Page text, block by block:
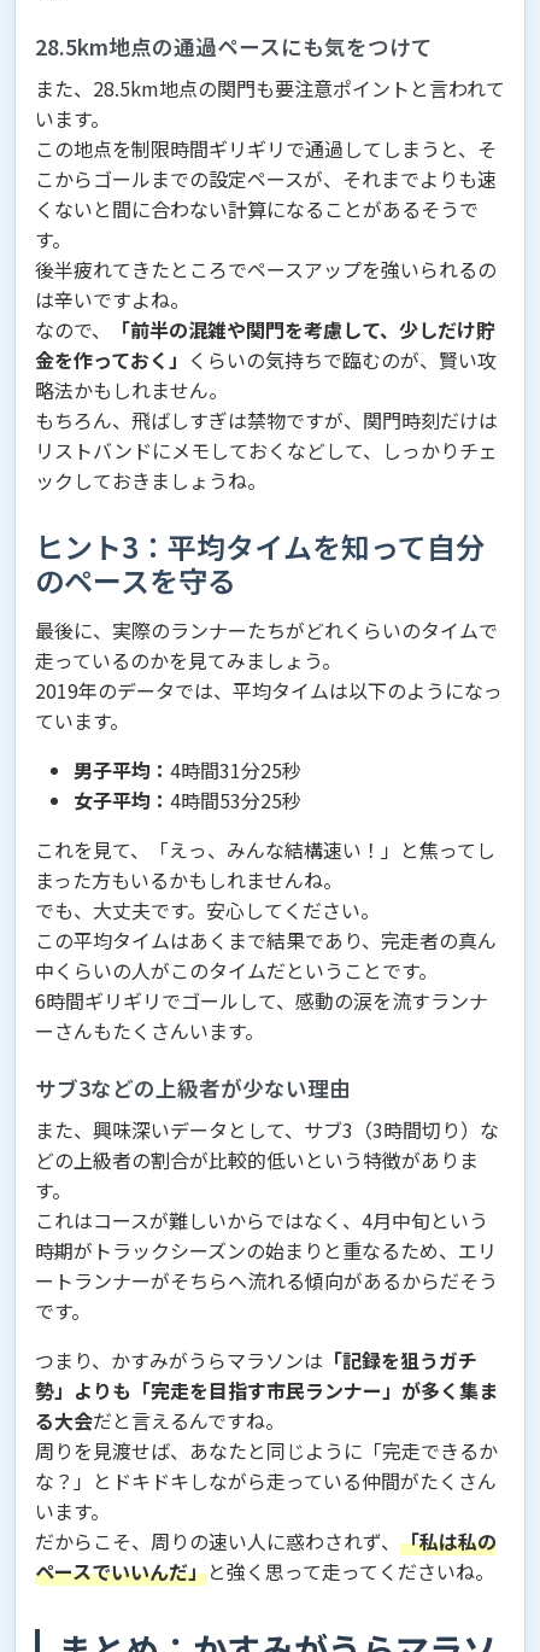
28.5km地点の通過ペースにも気をつけて
また、28.5km地点の関門も要注意ポイントと言われて
います。
この地点を制限時間ギリギリで通過してしまうと、そ
こからゴールまでの設定ペースが、それまでよりも速
くないと間に合わない計算になることがあるそうで
す。
後半疲れてきたところでペースアップを強いられるの
は辛いですよね。
なので、
「前半の混雑や関門を考慮して、少しだけ貯
金を作っておく」 くらいの気持ちで臨むのが、賢い攻
略法かもしれません。
もちろん、飛ばしすぎは禁物ですが、関門時刻だけは
リストバンドにメモしておくなどして、しっかりチェ
ックしておきましょうね。
ヒント3：平均タイムを知って自分
のペースを守る
最後に、実際のランナーたちがどれくらいのタイムで
走っているのかを見てみましょう。
2019年のデータでは、平均タイムは以下のようになっ
ています。
男子平均： 4時間31分25秒
女子平均： 4時間53分25秒
これを見て、「えっ、みんな結構速い！」と焦ってし
まった方もいるかもしれませんね。
でも、大丈夫です。安心してください。
この平均タイムはあくまで結果であり、完走者の真ん
中くらいの人がこのタイムだということです。
6時間ギリギリでゴールして、感動の涙を流すランナ
ーさんもたくさんいます。
サブ3などの上級者が少ない理由
また、興味深いデータとして、サブ3（3時間切り）な
どの上級者の割合が比較的低いという特徴がありま
す。
これはコースが難しいからではなく、4月中旬という
時期がトラックシーズンの始まりと重なるため、エリ
ートランナーがそちらへ流れる傾向があるからだそう
です。
つまり、かすみがうらマラソンは 「記録を狙うガチ
勢」よりも「完走を目指す市民ランナー」が多く集ま
る大会だと言えるんですね。
周りを見渡せば、あなたと同じように「完走できるか
な？」とドキドキしながら走っている仲間がたくさん
います。
だからこそ、周りの速い人に惑わされず、 「私は私の
ペースでいいんだ」と強く思って走ってくださいね。